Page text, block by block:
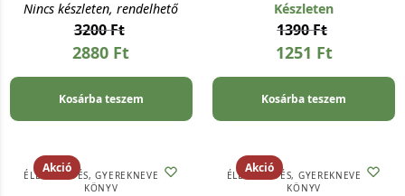
Nincs készleten, rendelhető
3200Ft
2880 Ft
Kosárba teszem
Készleten
1390Ft
1251 Ft
Kosárba teszem
Akció
ÉLETVEZETÉS,GYEREKNEVELÉS,
KÖNYV
Akció
ÉLETVEZETÉS, GYEREKNEVELÉS,
KÖNYV